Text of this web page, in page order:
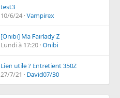
test3
10/6/24 Vampirex
[Onibi] Ma Fairlady Z
Lundi à 17:20 Onibi
Lien utile ? Entretient 350Z
27/7/21
David07/30